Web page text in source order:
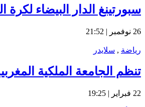
سبورتينغ الدار البيضاء
26 نوفمبر | 21:52
رياضة , سلايدر
تنظم الجامعة الملكية
22 فبراير | 19:25